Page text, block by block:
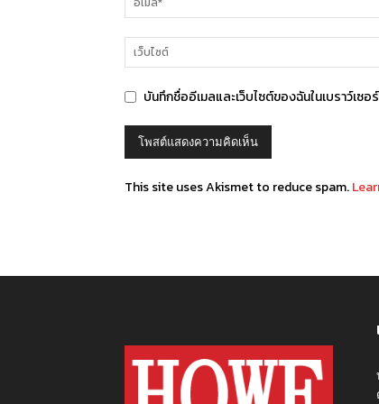
บันทึกชื่ออีเมลและเว็บไซต์ของฉันในเบราว์เ
This site uses Akismet to reduce spam.